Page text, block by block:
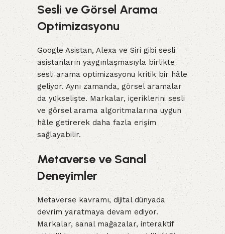
Sesli ve Görsel Arama
Optimizasyonu
Google Asistan, Alexa ve Siri gibi sesli
asistanların yaygınlaşmasıyla birlikte
sesli arama optimizasyonu kritik bir hâle
geliyor. Aynı zamanda, görsel aramalar
da yükselişte. Markalar, içeriklerini sesli
ve görsel arama algoritmalarına uygun
hâle getirerek daha fazla erişim
sağlayabilir.
Metaverse ve Sanal
Deneyimler
Metaverse kavramı, dijital dünyada
devrim yaratmaya devam ediyor.
Markalar, sanal mağazalar, interaktif